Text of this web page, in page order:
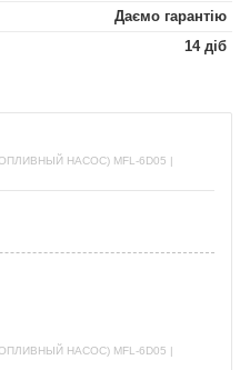
Даємо гарантію
14 діб
НАСОС) MFL-6D05 |
НАСОС) MFL-6D05 |